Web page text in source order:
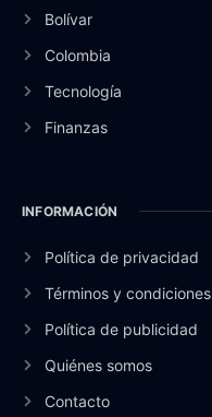
Bolívar
Colombia
Tecnología
Finanzas
INFORMACIÓN
Política de privacidad
Términos y condiciones
Política de publicidad
Quiénes somos
Contacto